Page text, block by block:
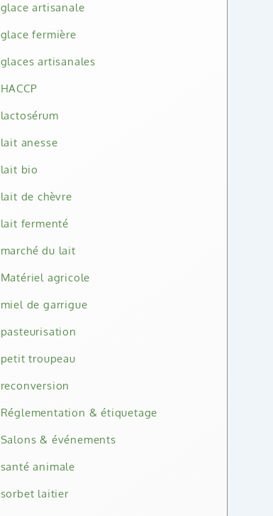
glace artisanale
glace fermière
glaces artisanales
HACCP
lactosérum
lait anesse
lait bio
lait de chèvre
lait fermenté
marché du lait
Matériel agricole
miel de garrigue
pasteurisation
petit troupeau
reconversion
Réglementation & étiquetage
Salons & événements
santé animale
sorbet laitier